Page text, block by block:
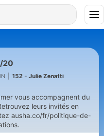
20
152 - Julie Zenatti
vous accompagnent du
leurs invités en
ausha.co/fr/politique-de-